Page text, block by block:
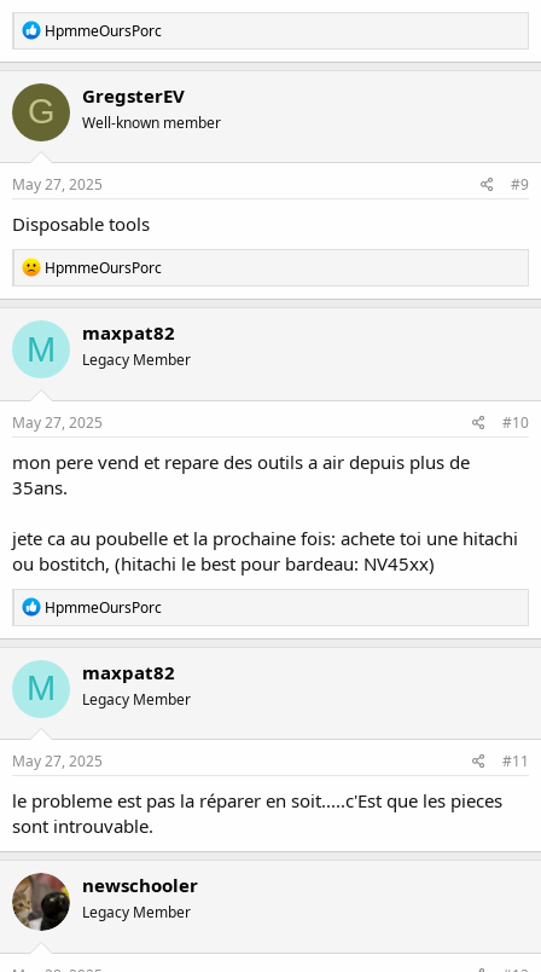
R
e
a
c
t
i
o
n
s
HpmmeOursPorc
G GregsterEV
Well-known member
May 27, 2025 #9
Disposable tools
R
e
a
c
t
i
o
n
s
HpmmeOursPorc
M maxpat82
Legacy Member
May 27, 2025 #10
mon pere vend et repare des outils a air depuis plus de
35ans.
jete ca au poubelle et la prochaine fois: achete toi une hitachi
ou bostitch, (hitachi le best pour bardeau: NV45xx)
R
e
a
c
t
i
o
n
s
HpmmeOursPorc
M maxpat82
Legacy Member
May 27, 2025 #11
le probleme est pas la réparer en soit.....c'Est que les pieces
sont introuvable.
newschooler
Legacy Member